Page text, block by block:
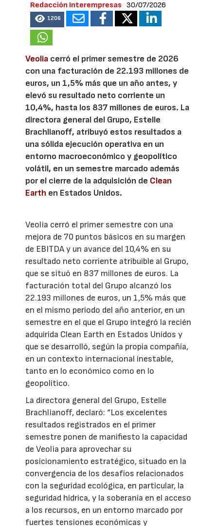
Redacción Interempresas 30/07/2026
1206
Veolia cerró el primer semestre de 2026
con una facturación de 22.193 millones de
euros, un 1,5% más que un año antes, y
elevó su resultado neto corriente un
10,4%, hasta los 837 millones de euros. La
directora general del Grupo, Estelle
Brachlianoff, atribuyó estos resultados a
una sólida ejecución operativa en un
entorno macroeconómico y geopolítico
volátil, en un semestre marcado además
por el cierre de la adquisición de Clean
Earth en Estados Unidos.
Veolia cerró el primer semestre con una
mejora de 70 puntos básicos en su margen
de EBITDA y un avance del 10,4% en su
resultado neto corriente atribuible al Grupo,
que se situó en 837 millones de euros. La
facturación total del Grupo alcanzó los
22.193 millones de euros, un 1,5% más que
en el mismo periodo del año anterior, en un
semestre en el que el Grupo integró la recién
adquirida Clean Earth en Estados Unidos y
que se desarrolló, según la propia compañía,
en un contexto internacional inestable,
tanto en lo económico como en lo
geopolítico.
La directora general del Grupo, Estelle
Brachlianoff, declaró: “Los excelentes
resultados registrados en el primer
semestre ponen de manifiesto la capacidad
de Veolia para aprovechar su
posicionamiento estratégico, situado en la
convergencia de los desafíos relacionados
con la seguridad ecológica, en particular, la
seguridad hídrica, y la soberanía en el acceso
a los recursos, en un entorno marcado por
fuertes tensiones económicas y